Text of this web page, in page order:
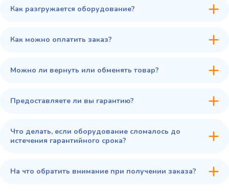
45 900 ₽
Как разгружается оборудование?
Как можно оплатить заказ?
Можно ли вернуть или обменять товар?
Предоставляете ли вы гарантию?
Что делать, если оборудование сломалось до
истечения гарантийного срока?
На что обратить внимание при получении заказа?